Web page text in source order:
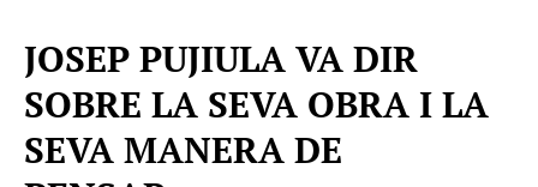
JOSEP PUJIULA VA DIR
SOBRE LA SEVA OBRA I LA
SEVA MANERA DE